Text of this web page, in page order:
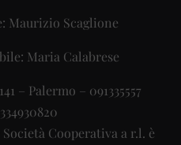
Maurizio Scaglione
Maria Calabrese
– Palermo – 091335557
Cooperativa a r.l. è